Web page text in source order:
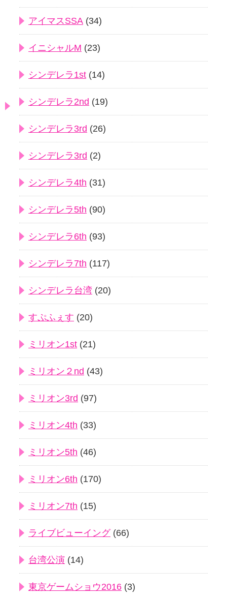
アイマスSSA (34)
イニシャルM (23)
シンデレラ1st (14)
シンデレラ2nd (19)
シンデレラ3rd (26)
シンデレラ3rd (2)
シンデレラ4th (31)
シンデレラ5th (90)
シンデレラ6th (93)
シンデレラ7th (117)
シンデレラ台湾 (20)
すぷふぇす (20)
ミリオン1st (21)
ミリオン２nd (43)
ミリオン3rd (97)
ミリオン4th (33)
ミリオン5th (46)
ミリオン6th (170)
ミリオン7th (15)
ライブビューイング(66)
台湾公演 (14)
東京ゲームショウ2016 (3)